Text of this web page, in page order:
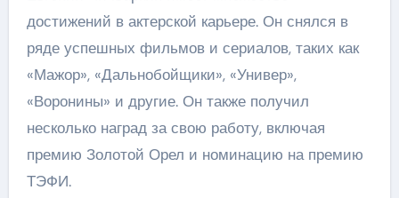
достижений в актерской карьере. Он снялся в
ряде успешных фильмов и сериалов, таких как
«Мажор», «Дальнобойщики», «Универ»,
«Воронины» и другие. Он также получил
несколько наград за свою работу, включая
премию Золотой Орел и номинацию на премию
ТЭФИ.